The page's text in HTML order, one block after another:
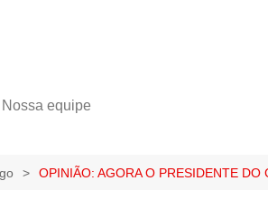
Nossa equipe
Gilson Lima
OPINIÃO: AGORA O PRESIDENTE DO